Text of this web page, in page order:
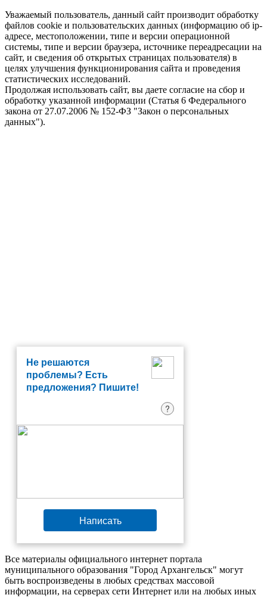
Уважаемый пользователь, данный сайт производит обработку
файлов cookie и пользовательских данных (информацию об ip-
адресе, местоположении, типе и версии операционной
системы, типе и версии браузера, источнике переадресации на
сайт, и сведения об открытых страницах пользователя) в
целях улучшения функционирования сайта и проведения
статистических исследований.
Продолжая использовать сайт, вы даете согласие на сбор и
обработку указанной информации (Статья 6 Федерального
закона от 27.07.2006 № 152-ФЗ "Закон о персональных
данных").
Не решаются
проблемы? Есть
предложения? Пишите!
?
Написать
Все материалы официального интернет портала
муниципального образования "Город Архангельск" могут
быть воспроизведены в любых средствах массовой
информации, на серверах сети Интернет или на любых иных